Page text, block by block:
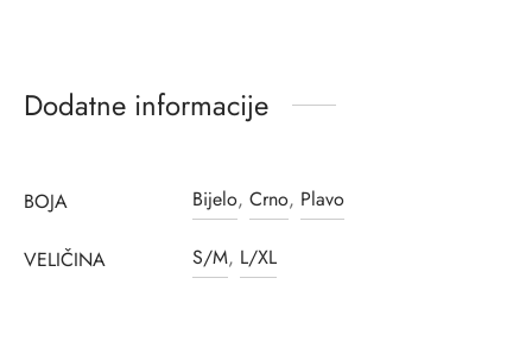
Dodatne informacije
BOJA Bijelo, Crno, Plavo
VELIČINA S/M, L/XL